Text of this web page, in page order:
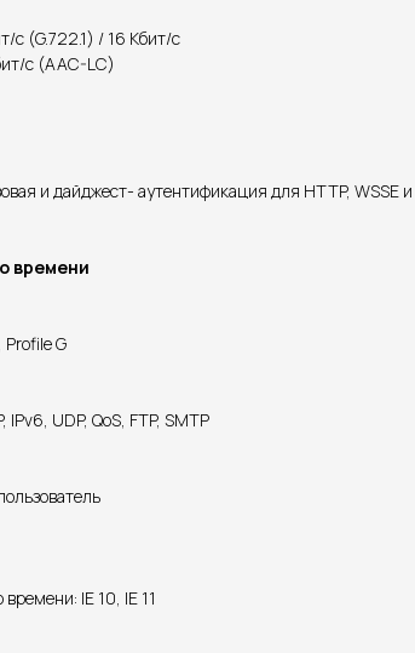
с (G.722.1) / 16 Кбит/с
с (AAC-LC)
и дайджест- аутентификация для HTTP,
времени
G
IPv6, UDP, QoS, FTP, SMTP
IE 10, IE 11